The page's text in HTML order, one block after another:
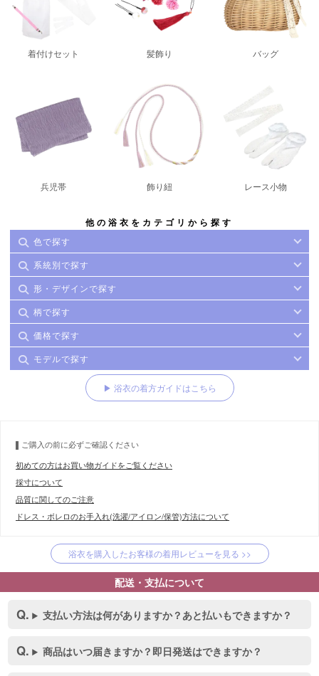
着付けセット 髪飾り バッグ
兵児帯 飾り紐 レース小物
他の浴衣をカテゴリから探す
色で探す
系統別で探す
形・デザインで探す
柄で探す
価格で探す
モデルで探す
▶ 浴衣の着方ガイドはこちら
ご購入の前に必ずご確認ください
初めての方はお買い物ガイドをご覧ください
採寸について
品質に関してのご注意
ドレス・ボレロのお手入れ(洗濯/アイロン/保管)方法について
浴衣を購入したお客様の着用レビューを見る >>
配送・支払について
支払い方法は何がありますか？あと払いもできますか？
商品はいつ届きますか？即日発送はできますか？